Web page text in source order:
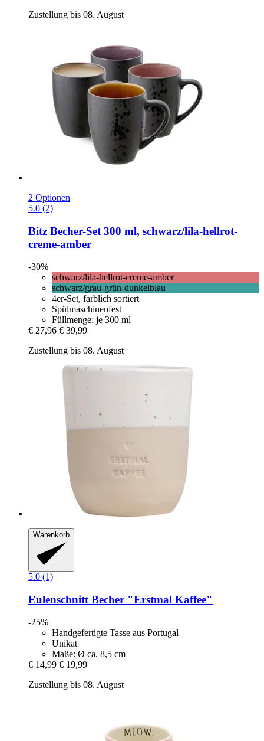
Zustellung bis 08. August
2 Optionen
5.0 (2)
Bitz Becher-​Set 300 ml, schwarz/lila-​hellrot-​
creme-​amber
-30%
schwarz/lila-hellrot-creme-amber
schwarz/grau-grün-dunkelblau
4er-Set, farblich sortiert
Spülmaschinenfest
Füllmenge: je 300 ml
€ 27,96 € 39,99
Zustellung bis 08. August
Warenkorb
5.0 (1)
Eulenschnitt Becher "Erstmal Kaffee"
-25%
Handgefertigte Tasse aus Portugal
Unikat
Maße: Ø ca. 8,5 cm
€ 14,99 € 19,99
Zustellung bis 08. August